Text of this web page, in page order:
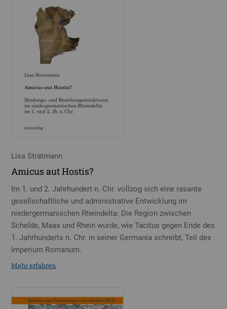
Lisa Stratmann
Amicus aut Hostis?
Im 1. und 2. Jahrhundert n. Chr. vollzog sich eine rasante
gesellschaftliche und administrative Entwicklung im
niedergermanischen Rheindelta: Die Region zwischen
Schelde, Maas und Rhein wurde, wie Tacitus gegen Ende des
1. Jahrhunderts n. Chr. in seiner Germania schreibt, Teil des
Imperium Romanum.
Mehr erfahren